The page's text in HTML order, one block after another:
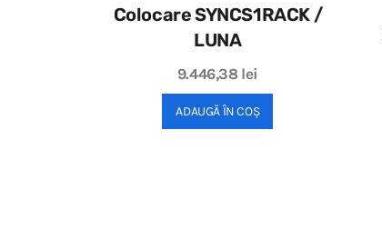
Colocare SYNCS1RACK /
LUNA
9.446,38 lei
ADAUGĂ ÎN COȘ